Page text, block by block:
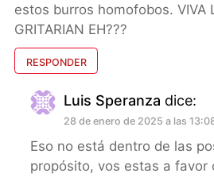
estos burros homofobos. VIVA
GRITARIAN EH???
RESPONDER
Luis Speranza dice:
28 de enero de 2025 a las
Eso no está dentro de las
propósito, vos estas a favor